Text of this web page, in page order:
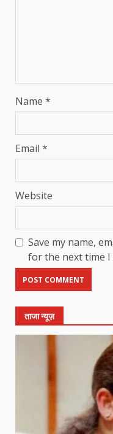
Name *
Email *
Website
Save my name,
for the next time I
ताजा न्यूज़